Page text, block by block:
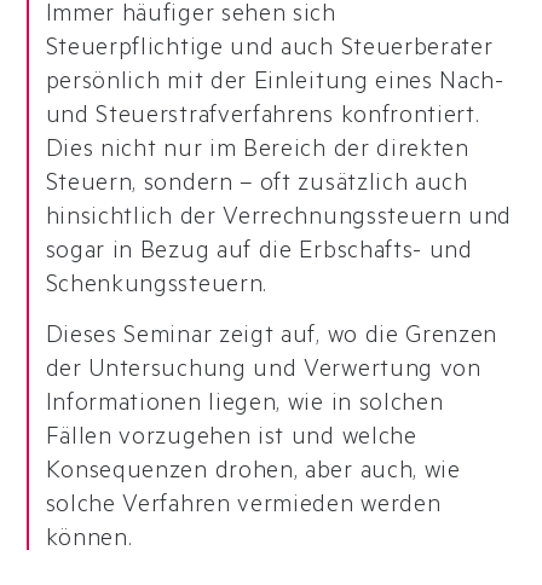
Immer häufiger sehen sich
Steuerpflichtige und auch Steuerberater
persönlich mit der Einleitung eines Nach-
und Steuerstrafverfahrens konfrontiert.
Dies nicht nur im Bereich der direkten
Steuern, sondern – oft zusätzlich auch
hinsichtlich der Verrechnungssteuern und
sogar in Bezug auf die Erbschafts- und
Schenkungssteuern.
Dieses Seminar zeigt auf, wo die Grenzen
der Untersuchung und Verwertung von
Informationen liegen, wie in solchen
Fällen vorzugehen ist und welche
Konsequenzen drohen, aber auch, wie
solche Verfahren vermieden werden
können.